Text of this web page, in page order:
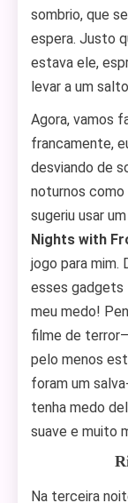
sombrio, que
espera. Justo
estava ele,
levar a um
Agora, vamos
francamente,
desviando de
noturnos como
sugeriu usar um
Nights with
jogo para mim.
esses gadgets
meu medo!
filme de
pelo menos
foram um
tenha medo
suave e muito
Na terceira